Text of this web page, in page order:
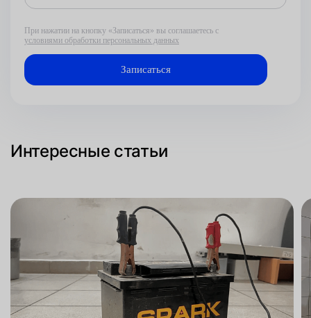
При нажатии на кнопку «Записаться» вы соглашаетесь с
условиями обработки персональных данных
Интересные статьи